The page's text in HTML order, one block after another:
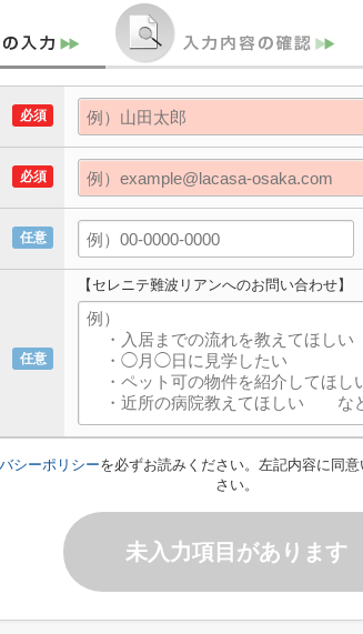
必須
必須
任意
任意
【セレニテ難波リアンへのお問い合わせ】
シーポリシーを必ずお読みください。左記内容に同
さい。
未入力項目があります